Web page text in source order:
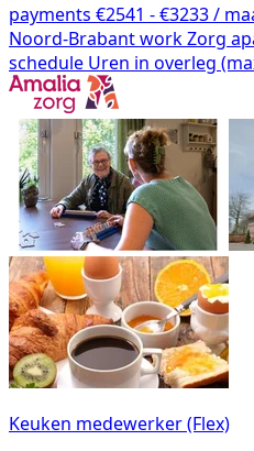
payments €2541 - €3233 /
Noord-BrabantworkZorg
schedule Uren in overleg
Keuken medewerker (Flex)